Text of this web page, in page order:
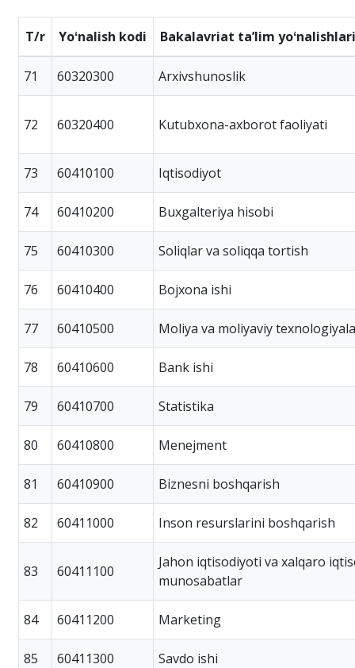
T/r Yoʻnalish kodi Bakalavriat taʼlim
71 60320300 Arxivshunoslik
72 60320400 Kutubxona-axborot faoliyati
73 60410100 Iqtisodiyot
74 60410200 Buxgalteriya hisobi
75 60410300 Soliqlar va soliqqa tortish
76 60410400 Bojxona ishi
77 60410500 Moliya va moliyaviy
78 60410600 Bank ishi
79 60410700 Statistika
80 60410800 Menejment
81 60410900 Biznesni boshqarish
82 60411000 Inson resurslarini boshqarish
83 60411100
Jahon iqtisodiyoti va xalqaro
munosabatlar
84 60411200 Marketing
85 60411300 Savdo ishi